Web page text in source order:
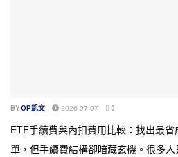
BYOP凱文 2026-07-07 0
ETF手續費與內扣費用比較：找出最
單，但手續費結構卻暗藏玄機。很多